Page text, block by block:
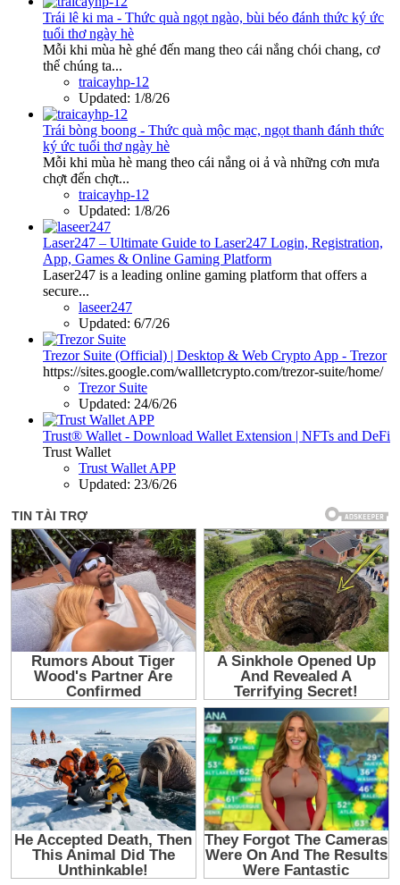
Trái lê ki ma - Thức quà ngọt ngào, bùi béo đánh thức ký ức
tuổi thơ ngày hè
Mỗi khi mùa hè ghé đến mang theo cái nắng chói chang, cơ
thể chúng ta...
traicayhp-12
Updated: 1/8/26
Trái bòng boong - Thức quà mộc mạc, ngọt thanh đánh thức
ký ức tuổi thơ ngày hè
Mỗi khi mùa hè mang theo cái nắng oi ả và những cơn mưa
chợt đến chợt...
traicayhp-12
Updated: 1/8/26
Laser247 – Ultimate Guide to Laser247 Login, Registration,
App, Games & Online Gaming Platform
Laser247 is a leading online gaming platform that offers a
secure...
laseer247
Updated: 6/7/26
Trezor Suite (Official) | Desktop & Web Crypto App - Trezor
https://sites.google.com/wallletcrypto.com/trezor-suite/home/
Trezor Suite
Updated: 24/6/26
Trust® Wallet - Download Wallet Extension | NFTs and DeFi
Trust Wallet
Trust Wallet APP
Updated: 23/6/26